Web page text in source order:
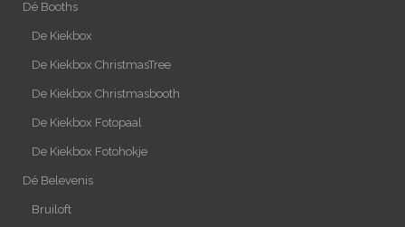
Dé Booths
De Kiekbox
De Kiekbox ChristmasTree
De Kiekbox Christmasbooth
De Kiekbox Fotopaal
De Kiekbox Fotohokje
Dé Belevenis
Bruiloft